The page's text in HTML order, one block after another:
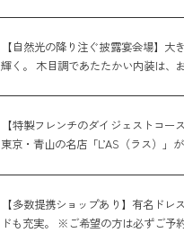
【自然光の降り注ぐ披露宴会場】
輝く。 木目調であたたかい内装は、
【特製フレンチのダイジェストコー
東京・青山の名店「L’AS（ラス）
【多数提携ショップあり】有名ド
ドも充実。 ※ご希望の方は必ずご予